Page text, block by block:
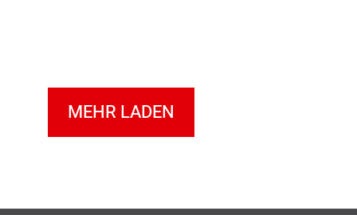
MEHR LADEN